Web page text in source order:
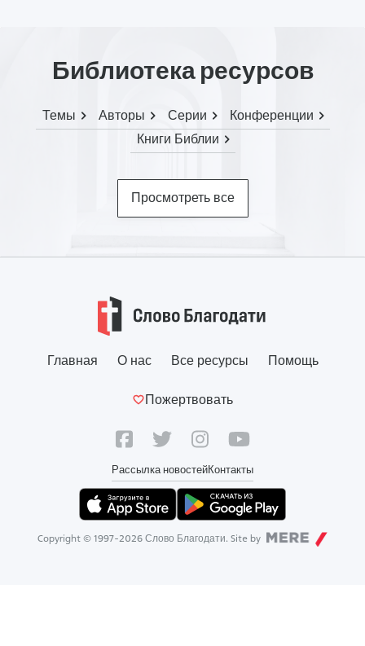
Библиотека ресурсов
Темы Авторы Серии
Конференции
Книги Библии
Просмотреть все
Главная О нас Все ресурсы Помощь
Пожертвовать
Рассылка новостейКонтакты
Copyright © 1997-2026 Слово Благодати. Site by